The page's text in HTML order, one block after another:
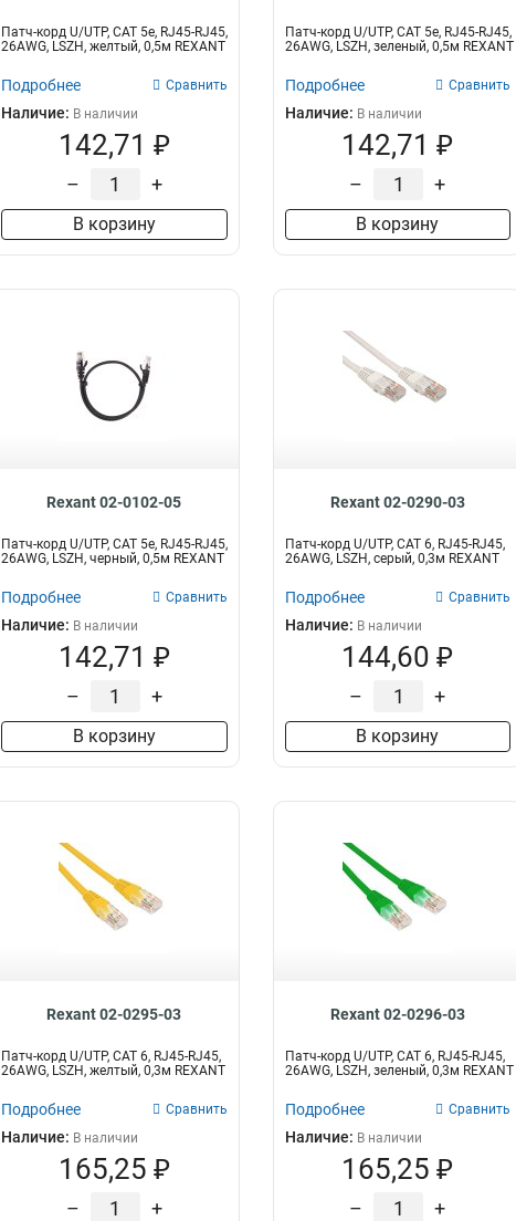
Патч-корд U/UTP, CAT 5e, RJ45-RJ45,
26AWG, LSZH, желтый, 0,5м REXANT
Подробнее Сравнить
Наличие: В наличии
142,71 ₽
– +
В корзину
Патч-корд U/UTP, CAT 5e, RJ45-RJ45,
26AWG, LSZH, зеленый, 0,5м REXANT
Подробнее Сравнить
Наличие: В наличии
142,71 ₽
– +
В корзину
Rexant 02-0102-05
Патч-корд U/UTP, CAT 5e, RJ45-RJ45,
26AWG, LSZH, черный, 0,5м REXANT
Подробнее Сравнить
Наличие: В наличии
142,71 ₽
– +
В корзину
Rexant 02-0290-03
Патч-корд U/UTP, CAT 6, RJ45-RJ45,
26AWG, LSZH, серый, 0,3м REXANT
Подробнее Сравнить
Наличие: В наличии
144,60 ₽
– +
В корзину
Rexant 02-0295-03
Патч-корд U/UTP, CAT 6, RJ45-RJ45,
26AWG, LSZH, желтый, 0,3м REXANT
Подробнее Сравнить
Наличие: В наличии
165,25 ₽
– +
Rexant 02-0296-03
Патч-корд U/UTP, CAT 6, RJ45-RJ45,
26AWG, LSZH, зеленый, 0,3м REXANT
Подробнее Сравнить
Наличие: В наличии
165,25 ₽
– +